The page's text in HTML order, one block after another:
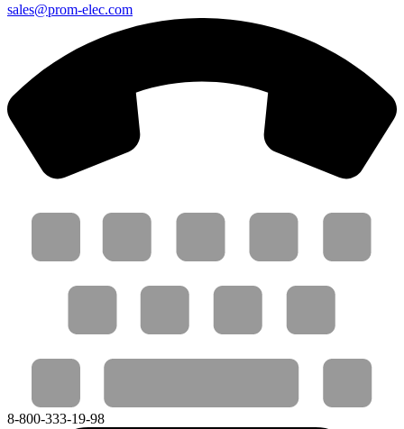
sales@prom-elec.com
8-800-333-19-98